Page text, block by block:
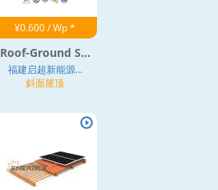
¥0.600 / Wp *
Roof-Ground S...
福建启超新能源...
斜面屋顶